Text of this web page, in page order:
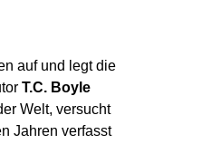
auf und legt die
T.C. Boyle
Welt, versucht
Jahren verfasst